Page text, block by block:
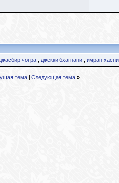
джасбир чопра джекки бхагнани имран хасни
тема| Следующая тема »